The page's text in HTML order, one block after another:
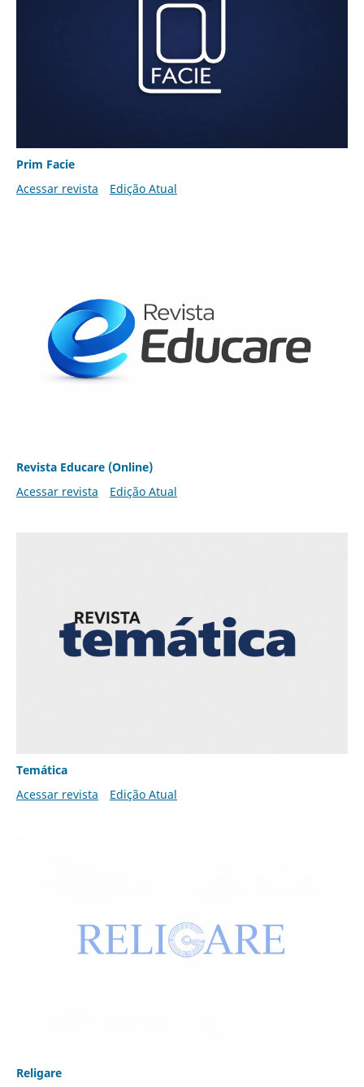
Prim Facie
Acessar revista
Edição Atual
Revista Educare (Online)
Acessar revista
Edição Atual
Temática
Acessar revista
Edição Atual
Religare